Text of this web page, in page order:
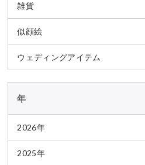
雑貨
似顔絵
ウェディングアイテム
年
2026年
2025年